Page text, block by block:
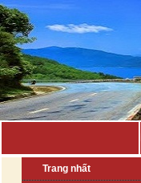
Trang nhất